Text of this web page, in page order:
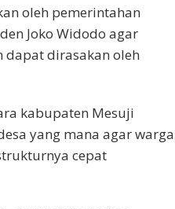
oleh pemerintahan
Joko Widodo agar
dapat dirasakan oleh
kabupaten Mesuji
yang mana agar warga
cepat